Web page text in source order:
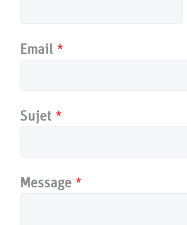
Email *
Sujet *
Message *